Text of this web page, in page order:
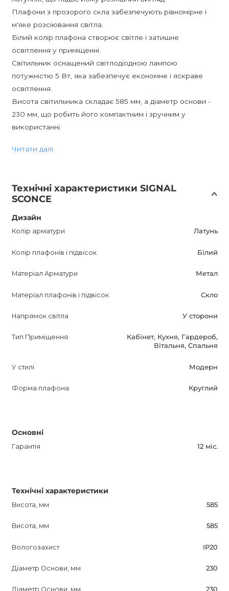
Плафони з прозорого скла забезпечують рівномірне і
м'яке розсіювання світла.
Білий колір плафона створює світле і затишне
освітлення у приміщенні.
Світильник оснащений світлодіодною лампою
потужністю 5 Вт, яка забезпечує економне і яскраве
освітлення.
Висота світильника складає 585 мм, а діаметр основи -
230 мм, що робить його компактним і зручним у
використанні.
цоколем E27, що дозволяє встановити лампу за вашим
світильник відмінним вибором для будь-якого сучасного
інтер'єру.
Не забудьте зв'язатися з нашими менеджерами, щоб
отримати додаткову інформацію про цей товар.
допоможуть вам зробити обдуманий вибір.
Читати далі
Технічні характеристики SIGNAL
SCONCE
Дизайн
Колір арматури Латунь
Колір плафонів і підвісок Бiлий
Матеріал Арматури Метал
Матеріал плафонів і підвісок Скло
Напрямок світла У сторони
Тип Приміщення
Кабінет, Кухня, Гардероб,
Вітальня, Спальня
У стилі Модерн
Форма плафона Круглий
Основні
Гарантія 12 міс.
Технічні характеристики
Висота, мм 585
Висота, мм 585
Вологозахист IP20
Діаметр Основи, мм 230
Діаметр Основи, мм 230